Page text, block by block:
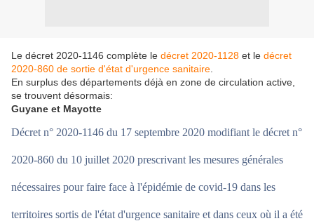
Le décret 2020-1146 complète le décret 2020-1128 et le décret
2020-860 de sortie d'état d'urgence sanitaire
En surplus des départements déjà en zone de circulation active,
se trouvent désormais:
Guyane et Mayotte
Décret n° 2020-1146 du 17 septembre 2020 modifiant le décret n°
2020-860 du 10 juillet 2020 prescrivant les mesures générales
nécessaires pour faire face à l'épidémie de covid-19 dans les
territoires sortis de l'état d'urgence sanitaire et dans ceux où il a été